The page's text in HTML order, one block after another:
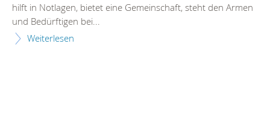
hilft in Notlagen, bietet eine Gemeinschaft, steht den Armen
und Bedürftigen bei...
Weiterlesen